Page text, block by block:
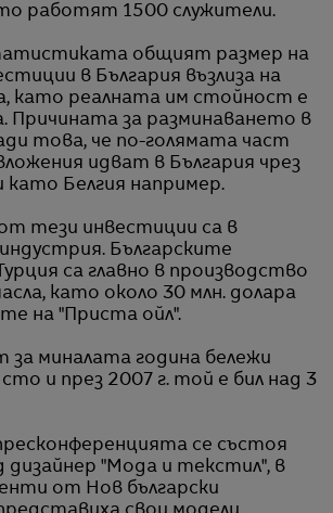
работят 1500 служители.
общият размер на
в България възлиза на
като реалната им стойност е
Причината за разминаването в
това, че по-голямата част
идват в България чрез
Белгия например.
тези инвестиции са в
Българските
са главно в производство
като около 30 млн. долара
на "Приста ойл".
миналата година бележи
и през 2007 г. той е бил над 3
се състоя
дизайнер "Мода и текстил", в
от Нов български